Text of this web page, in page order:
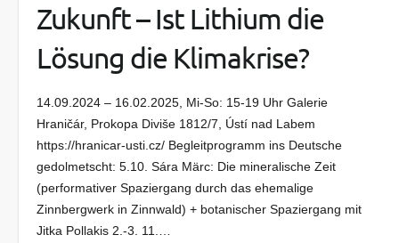
Zukunft – Ist Lithium die
Lösung die Klimakrise?
14.09.2024 – 16.02.2025, Mi-So: 15-19 Uhr Galerie
Hraničár, Prokopa Diviše 1812/7, Ústí nad Labem
https://hranicar-usti.cz/ Begleitprogramm ins Deutsche
gedolmetscht: 5.10. Sára Märc: Die mineralische Zeit
(performativer Spaziergang durch das ehemalige
Zinnbergwerk in Zinnwald) + botanischer Spaziergang mit
Jitka Pollakis 2.-3. 11.…